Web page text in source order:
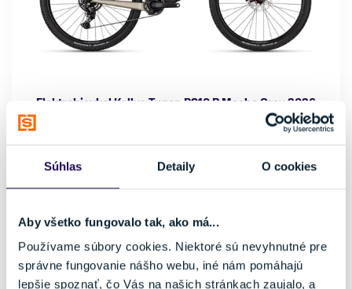
Súhlas Detaily O cookies
Aby všetko fungovalo tak, ako má...
Používame súbory cookies. Niektoré sú nevyhnutné pre
správne fungovanie nášho webu, iné nám pomáhajú
lepšie spoznať, čo Vás na našich stránkach zaujalo, a
Elektrobicykel Kellys Tygon RS10 P Mocha Grey 2026
Kategória
Značka motora
Panasonic
Materiál rámu
Kapacita batérie
Vlastnosti bicykla
s prehadzovačkou
Nosnosť
do 150 kg
Veľkosť